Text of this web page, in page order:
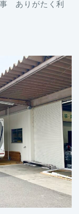
ありがたく利